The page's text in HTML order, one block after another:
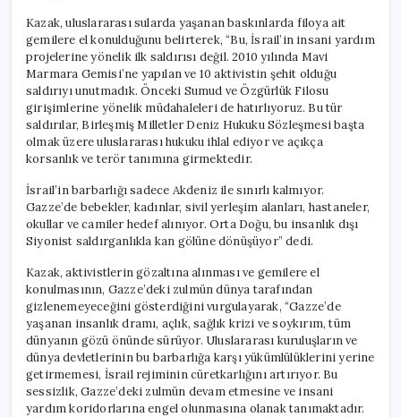
Kazak, uluslararası sularda yaşanan baskınlarda filoya ait
gemilere el konulduğunu belirterek, “Bu, İsrail’in insani yardım
projelerine yönelik ilk saldırısı değil. 2010 yılında Mavi
Marmara Gemisi’ne yapılan ve 10 aktivistin şehit olduğu
saldırıyı unutmadık. Önceki Sumud ve Özgürlük Filosu
girişimlerine yönelik müdahaleleri de hatırlıyoruz. Bu tür
saldırılar, Birleşmiş Milletler Deniz Hukuku Sözleşmesi başta
olmak üzere uluslararası hukuku ihlal ediyor ve açıkça
korsanlık ve terör tanımına girmektedir.
İsrail’in barbarlığı sadece Akdeniz ile sınırlı kalmıyor.
Gazze’de bebekler, kadınlar, sivil yerleşim alanları, hastaneler,
okullar ve camiler hedef alınıyor. Orta Doğu, bu insanlık dışı
Siyonist saldırganlıkla kan gölüne dönüşüyor” dedi.
Kazak, aktivistlerin gözaltına alınması ve gemilere el
konulmasının, Gazze’deki zulmün dünya tarafından
gizlenemeyeceğini gösterdiğini vurgulayarak, “Gazze’de
yaşanan insanlık dramı, açlık, sağlık krizi ve soykırım, tüm
dünyanın gözü önünde sürüyor. Uluslararası kuruluşların ve
dünya devletlerinin bu barbarlığa karşı yükümlülüklerini yerine
getirmemesi, İsrail rejiminin cüretkarlığını artırıyor. Bu
sessizlik, Gazze’deki zulmün devam etmesine ve insani
yardım koridorlarına engel olunmasına olanak tanımaktadır.